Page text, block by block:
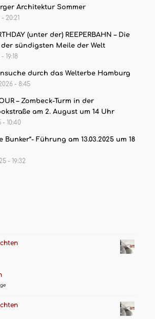
Architektur Sommer
20:21
(unter der) REEPERBAHN – Die
sündigsten Meile der Welt
19:18
durch das Welterbe Hamburg
- 8:45
– Zombeck-Turm in der
am 2. August um 14 Uhr
- 10:40
Bunker“- Führung am 13.03.2025 um 18
- 19:32